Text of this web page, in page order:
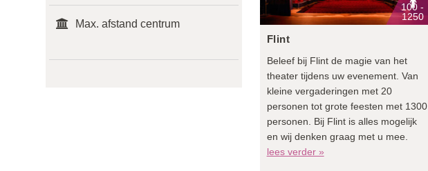
Max. afstand centrum
100 -
1250
Flint
Beleef bij Flint de magie van het
theater tijdens uw evenement. Van
kleine vergaderingen met 20
personen tot grote feesten met 1300
personen. Bij Flint is alles mogelijk
en wij denken graag met u mee.
lees verder »